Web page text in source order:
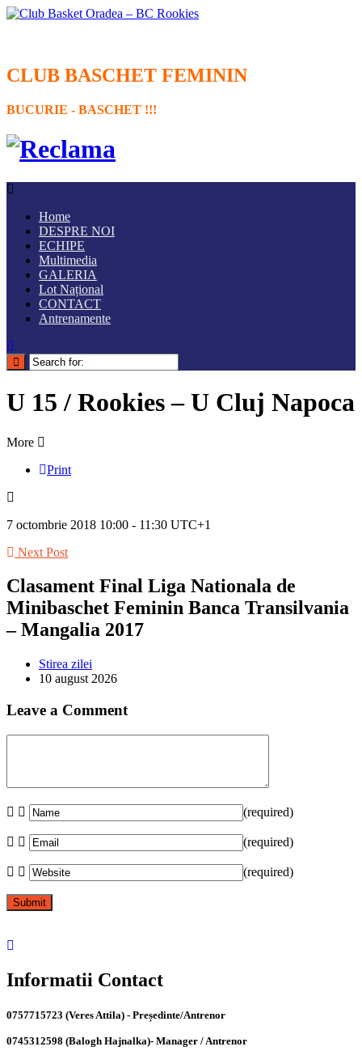
CLUB BASCHET FEMININ
BUCURIE - BASCHET !!!
Home
DESPRE NOI
ECHIPE
Multimedia
GALERIA
Lot Național
CONTACT
Antrenamente
U 15 / Rookies – U Cluj Napoca
More
Print
7 octombrie 2018 10:00 - 11:30 UTC+1
Next Post
Clasament Final Liga Nationala de
Minibaschet Feminin Banca Transilvania
– Mangalia 2017
Stirea zilei
10 august 2026
Leave a Comment
(required)
(required)
(required)
Informatii Contact
0757715723 (Veres Attila) - Președinte/Antrenor
0745312598 (Balogh Hajnalka)- Manager / Antrenor